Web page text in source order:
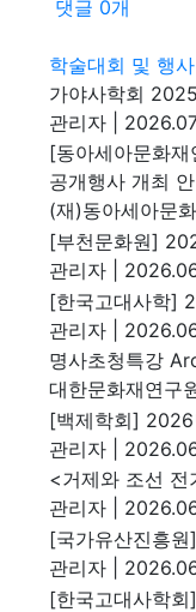
댓글 0개
학술대회 및 행사
가야사학회
관리자
[동아세아문화
공개행사 개최
(재)동아세아문
[부천문화원]
관리자
[한국고대사학]
관리자
명사초청특강
대한문화재연구
[백제학회]
관리자
<거제와 조선 전
관리자
[국가유산진흥원
관리자
[한국고대사학